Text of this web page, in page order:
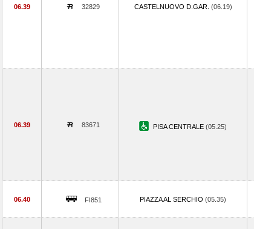
06.39 32829 CASTELNUOVO D.GAR. (06.19)
06.39 83671 PISA CENTRALE (05.25)
06.40 FI851 PIAZZA AL SERCHIO (05.35)